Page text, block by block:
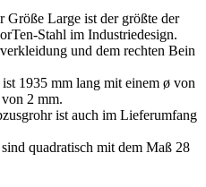
Größe Large ist der größte der
Stahl im Industriedesign.
und dem rechten Bein
1935 mm lang mit einem ø von
2 mm.
ist auch im Lieferumfang
quadratisch mit dem Maß 28